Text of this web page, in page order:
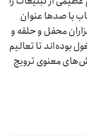
با صدها عنوان
محفل و حلقه و
تا تعالیم
معنوی ترویج